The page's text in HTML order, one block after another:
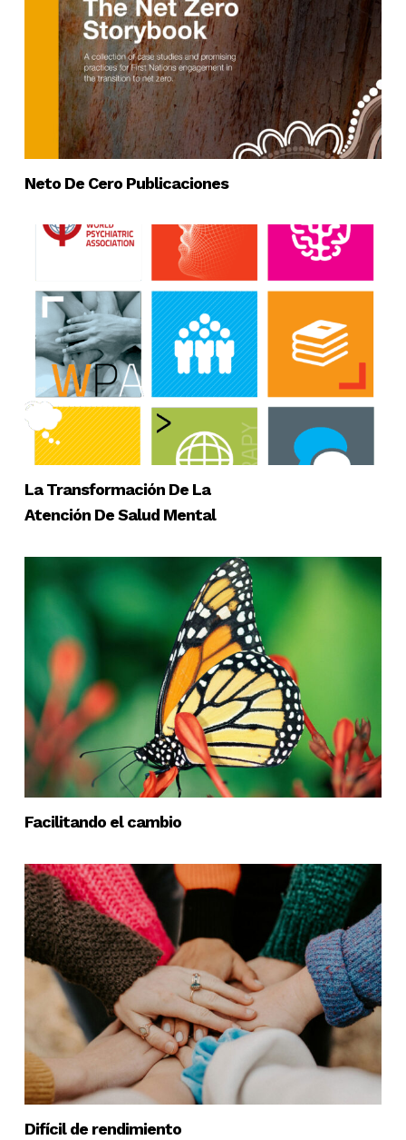
Neto De Cero Publicaciones
La Transformación De La
Atención De Salud Mental
Facilitando el cambio
Difícil de rendimiento